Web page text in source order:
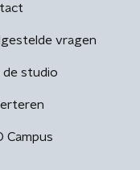
vragen
de studio
Campus